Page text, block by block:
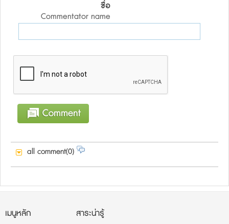
ชื่อ
Commentator name
all comment(0)
เมนูหลัก สาระน่ารู้